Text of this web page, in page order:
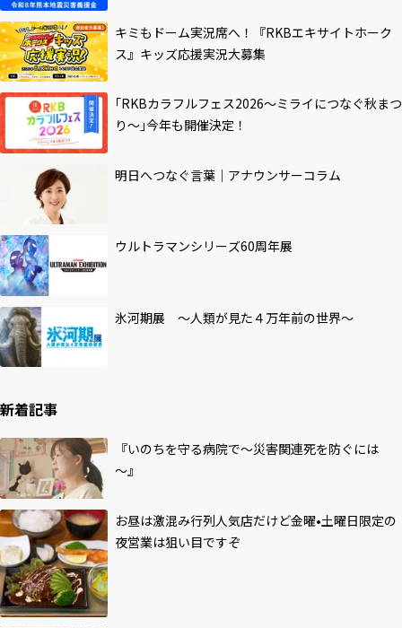
キミもドーム実況席へ！『RKBエキサイトホーク
ス』キッズ応援実況大募集
｢RKBカラフルフェス2026～ミライにつなぐ秋まつ
り～｣今年も開催決定！
明日へつなぐ言葉｜アナウンサーコラム
ウルトラマンシリーズ60周年展
氷河期展 ～人類が見た４万年前の世界～
新着記事
『いのちを守る病院で～災害関連死を防ぐには
～』
お昼は激混み行列人気店だけど金曜•土曜日限定の
夜営業は狙い目ですぞ